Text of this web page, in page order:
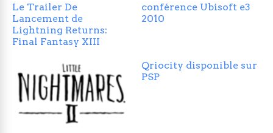
Le Trailer De
Lancement de
Lightning Returns:
Final Fantasy XIII
conférence Ubisoft e3
2010
Qriocity disponible sur
PSP